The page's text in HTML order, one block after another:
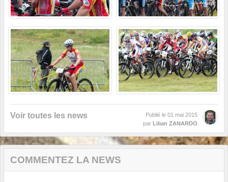
Voir toutes les news Publié le 01 mai 2015
par Lilian ZANARDO
COMMENTEZ LA NEWS